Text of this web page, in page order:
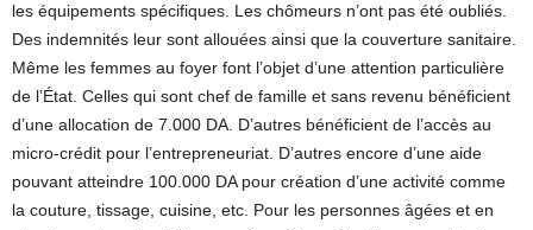
les équipements spécifiques. Les chômeurs n’ont pas été oubliés.
Des indemnités leur sont allouées ainsi que la couverture sanitaire.
Même les femmes au foyer font l’objet d’une attention particulière
de l’État. Celles qui sont chef de famille et sans revenu bénéficient
d’une allocation de 7.000 DA. D’autres bénéficient de l’accès au
micro-crédit pour l’entrepreneuriat. D’autres encore d’une aide
pouvant atteindre 100.000 DA pour création d’une activité comme
la couture, tissage, cuisine, etc. Pour les personnes âgées et en